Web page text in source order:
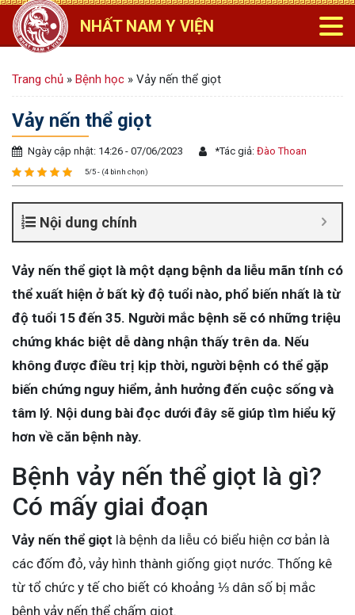
NHẤT NAM Y VIỆN
Trang chủ » Bệnh học » Vảy nến thể giọt
Vảy nến thể giọt
Ngày cập nhật: 14:26 - 07/06/2023 *Tác giả: Đào Thoan
5/5 - (4 bình chọn)
Nội dung chính
Vảy nến thể giọt là một dạng bệnh da liễu mãn tính có
thể xuất hiện ở bất kỳ độ tuổi nào, phổ biến nhất là từ
độ tuổi 15 đến 35. Người mắc bệnh sẽ có những triệu
chứng khác biệt dễ dàng nhận thấy trên da. Nếu
không được điều trị kịp thời, người bệnh có thể gặp
biến chứng nguy hiểm, ảnh hưởng đến cuộc sống và
tâm lý. Nội dung bài đọc dưới đây sẽ giúp tìm hiểu kỹ
hơn về căn bệnh này.
Bệnh vảy nến thể giọt là gì?
Có mấy giai đoạn
Vảy nến thể giọt là bệnh da liễu có biểu hiện cơ bản là
các đốm đỏ, vảy hình thành giống giọt nước. Thống kê
từ tổ chức y tế cho biết có khoảng ⅓ dân số bị mắc
bệnh vảy nến thể chấm giọt.